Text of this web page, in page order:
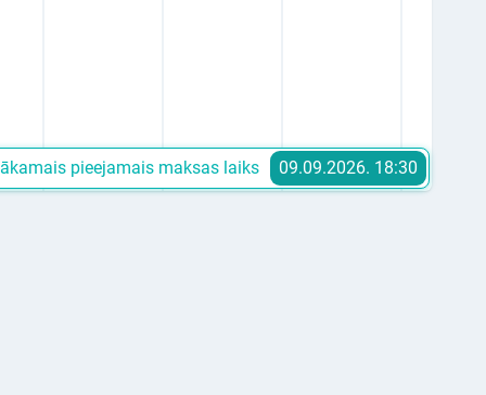
pieejamais maksas laiks 09.09.2026. 18:30